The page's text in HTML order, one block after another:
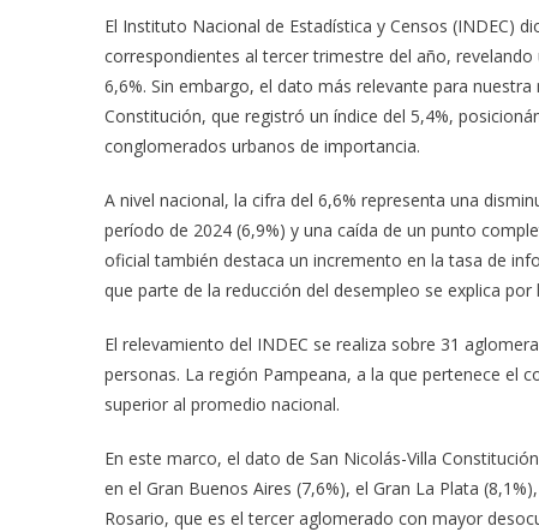
El Instituto Nacional de Estadística y Censos (INDEC)
correspondientes al tercer trimestre del año,
6,6%. Sin embargo, el dato más relevante para
Constitución, que registró un índice del 5,4%,
conglomerados urbanos de importancia.
A nivel nacional, la cifra del 6,6% representa una
período de 2024 (6,9%) y una caída de un punto
oficial también destaca un incremento en la tasa de
que parte de la reducción del desempleo se explica
El relevamiento del INDEC se realiza sobre 31
personas. La región Pampeana, a la que pertenece el
superior al promedio nacional.
En este marco, el dato de San Nicolás-Villa
en el Gran Buenos Aires (7,6%), el Gran La Plata
Rosario, que es el tercer aglomerado con mayor